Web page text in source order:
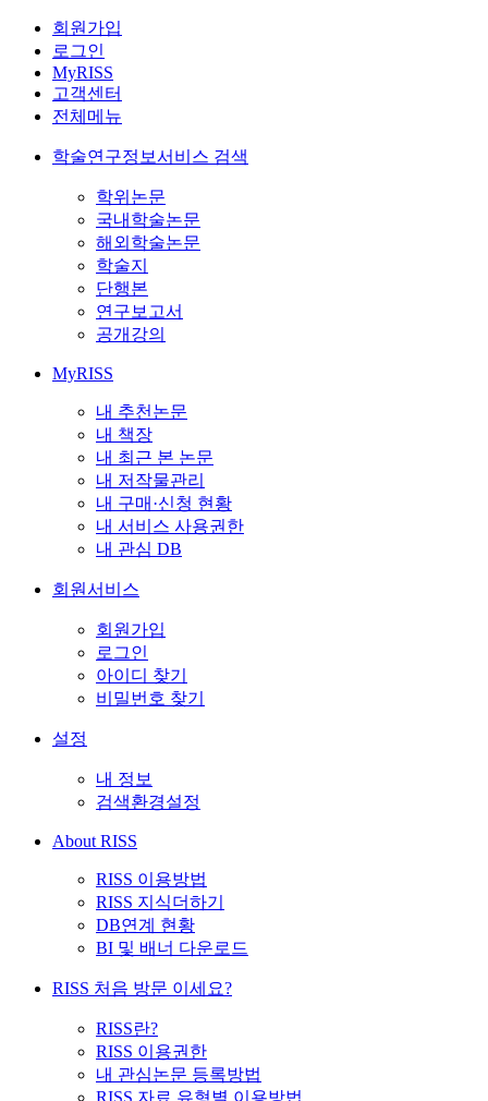
회원가입
로그인
MyRISS
고객센터
전체메뉴
학술연구정보서비스 검색
학위논문
국내학술논문
해외학술논문
학술지
단행본
연구보고서
공개강의
MyRISS
내 추천논문
내 책장
내 최근 본 논문
내 저작물관리
내 구매·신청 현황
내 서비스 사용권한
내 관심 DB
회원서비스
회원가입
로그인
아이디 찾기
비밀번호 찾기
설정
내 정보
검색환경설정
About RISS
RISS 이용방법
RISS 지식더하기
DB연계 현황
BI 및 배너 다운로드
RISS 처음 방문 이세요?
RISS란?
RISS 이용권한
내 관심논문 등록방법
RISS 자료 유형별 이용방법